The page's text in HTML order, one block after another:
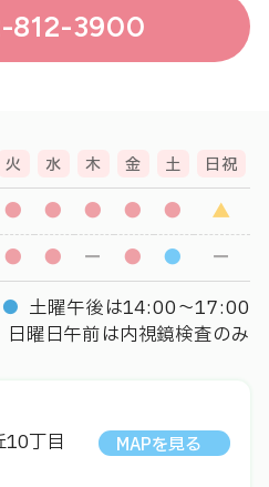
812-3900
火 水 木 金 土 日祝
● ● ● ● ● ▲
● ● － ● ● －
● 土曜午後は14:00〜17:00
日曜日午前は内視鏡検査のみ
10丁目
MAPを見る